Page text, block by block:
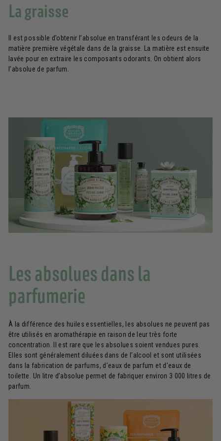
La graisse
Il est possible d’obtenir l’absolue en transférant les odeurs de la
matière première végétale dans de la graisse. La matière est ensuite
lavée pour en extraire les composants odorants. On obtient alors
l’absolue de parfum.
Les absolues dans la
parfumerie
À la différence des huiles essentielles, les absolues ne peuvent pas
être utilisés en aromathérapie en raison de leur très forte
concentration. Il est rare que les absolues soient vendues pures.
Elles sont généralement diluées dans de l’alcool et sont utilisées
dans la fabrication de parfums, d’eaux de parfum et d’eaux de
toilette. Un litre d’absolue permet de fabriquer environ 3 000 litres de
parfum.